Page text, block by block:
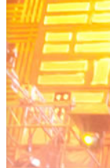
VIDÉOS